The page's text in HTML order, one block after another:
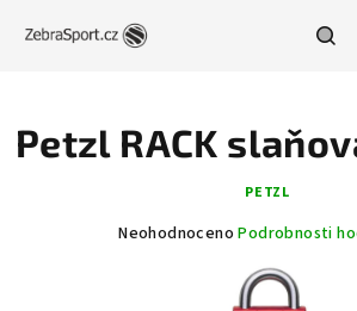
Petzl RACK
PETZL
Průměrné
Neohodnoceno Podrobnosti